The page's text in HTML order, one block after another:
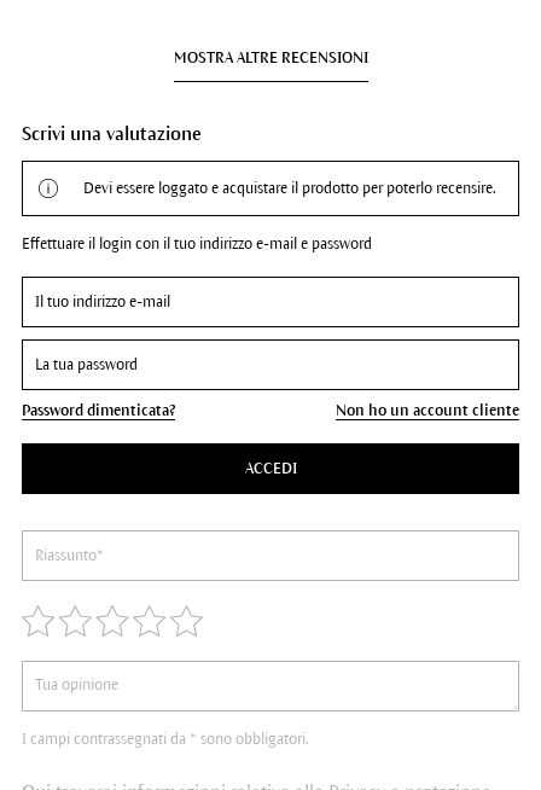
MOSTRA ALTRE RECENSIONI
Scrivi una valutazione
Devi essere loggato e acquistare il prodotto per poterlo recensire.
Effettuare il login con il tuo indirizzo e-mail e password
Password dimenticata? Non ho un account cliente
ACCEDI
I campi contrassegnati da * sono obbligatori.